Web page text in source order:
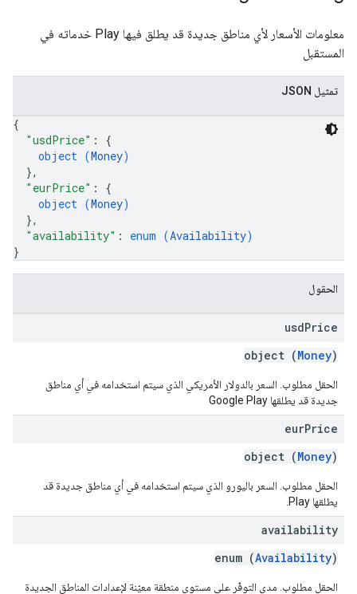
معلومات الأسعار لأي مناطق جديدة قد يطلق فيها Play خدماته في
المستقبل
تمثيل JSON
{
"usdPrice" : {
object (Money)
},
"eurPrice" : {
object (Money)
},
"availability" : enum (Availability)
}
الحقول
usdPrice
object (Money)
الحقل مطلوب. السعر بالدولار الأمريكي الذي سيتم استخدامه في أي مناطق
جديدة قد يطلقها Google Play
eurPrice
object (Money)
الحقل مطلوب. السعر باليورو الذي سيتم استخدامه في أي مناطق جديدة قد
يطلقها Play.
availability
enum (Availability)
الحقل مطلوب. مدى التوفّر على مستوى منطقة معيّنة لإعدادات المناطق الجديدة